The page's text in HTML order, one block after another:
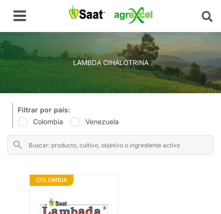
Main
Menu
LAMBDA CIHALOTRINA
Filtrar por país:
Colombia
Venezuela
COLOMBIA